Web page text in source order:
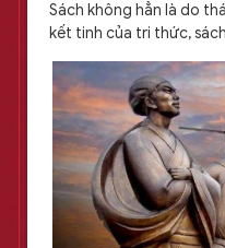
Sách không hẳn là do
kết tinh của tri thức,